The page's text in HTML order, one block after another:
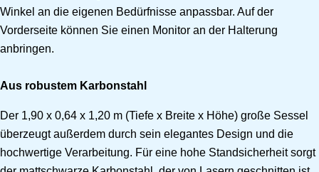
Winkel an die eigenen Bedürfnisse anpassbar. Auf der
Vorderseite können Sie einen Monitor an der Halterung
anbringen.
Aus robustem Karbonstahl
Der 1,90 x 0,64 x 1,20 m (Tiefe x Breite x Höhe) große Sessel
überzeugt außerdem durch sein elegantes Design und die
hochwertige Verarbeitung. Für eine hohe Standsicherheit sorgt